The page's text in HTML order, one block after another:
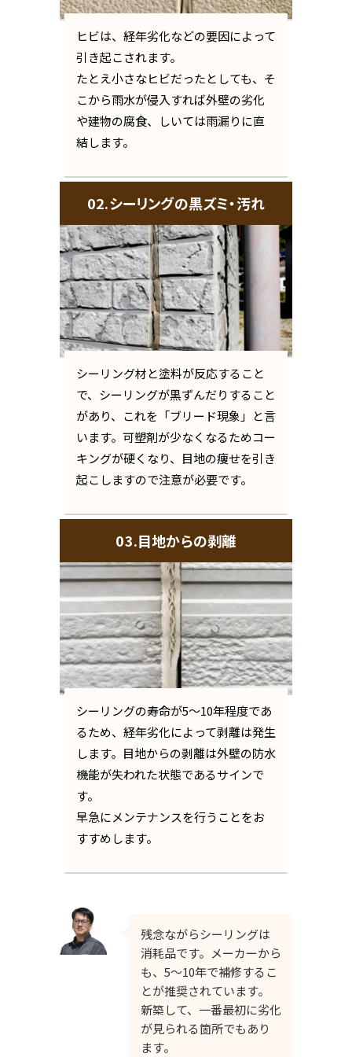
ヒビは、経年劣化などの要因によって
引き起こされます。
たとえ小さなヒビだったとしても、そ
こから雨水が侵入すれば外壁の劣化
や建物の腐食、しいては雨漏りに直
結します。
02.シーリングの黒ズミ・汚れ
シーリング材と塗料が反応すること
で、シーリングが黒ずんだりすること
があり、これを「ブリード現象」と言
います。可塑剤が少なくなるためコー
キングが硬くなり、目地の痩せを引き
起こしますので注意が必要です。
03.目地からの剥離
シーリングの寿命が5～10年程度であ
るため、経年劣化によって剥離は発生
します。目地からの剥離は外壁の防水
機能が失われた状態であるサインで
す。
早急にメンテナンスを行うことをお
すすめします。
残念ながらシーリングは
消耗品です。メーカーから
も、5〜10年で補修するこ
とが推奨されています。
新築して、一番最初に劣化
が見られる箇所でもあり
ます。